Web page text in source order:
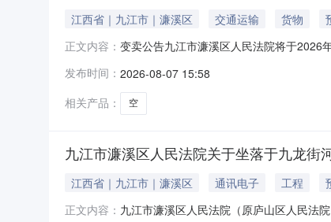
江西省｜九江市｜濂溪区 交通运输 货物
正文内容： 变卖公告九江市濂溪区人民法院将于2026
为20000元，起拍价为16000元，保证金
发布时间： 2026-08-07 15:58
相关产品：
空
九江市濂溪区人民法院关于坐落于九龙街
江西省｜九江市｜濂溪区 通讯电子 工程
正文内容： 九江市濂溪区人民法院（原庐山区人民法